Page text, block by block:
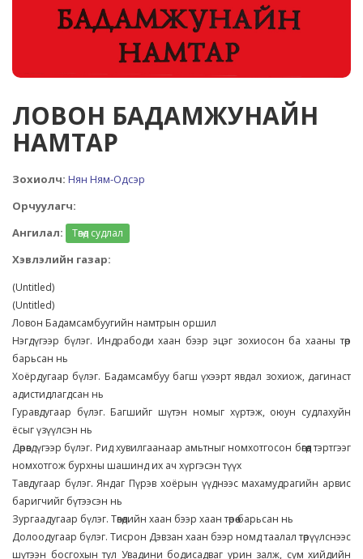
ЛОВОН БАДАМЖУНАЙН
НАМТАР
Зохиолч: Нян Ням-Одсэр
Орчуулагч:
Ангилал:
Төвөд судлал
Хэвлэлийн газар:
(Untitled)
(Untitled)
Ловон Бадамсамбуугийн намтрын оршил
Нэгдүгээр бүлэг. Индрабоди хаан бээр эцэг зохиосон ба хааны төр
барьсан нь
Хоёрдугаар бүлэг. Бадамсамбуу багш үхээрт явдал зохиож, дагинаст
адистидлагдсан нь
Гуравдугаар бүлэг. Багшийг шүтэн номыг хүртэж, оюун судлахуйн
ёсыг үзүүлсэн нь
Дөрөвдүгээр бүлэг. Рид хувилгаанаар амьтныг номхотгосон бөгөөд тэртгээг
номхотгож бурхны шашинд их ач хүргэсэн түүх
Тавдугаар бүлэг. Яндаг Пүрэв хоёрын үүднээс махамудрагийн арвис
баригчийг бүтээсэн нь
Зургаадугаар бүлэг. Төвөдийн хаан бээр хаан төрөө барьсан нь
Долоодугаар бүлэг. Тисрон Дэвзан хаан бээр номд таалал төрүүлснээс
шүтээн босгохын тул Увадини бодисадваг урин залж, сүм хийдийн